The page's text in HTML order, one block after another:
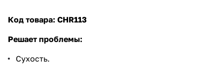
Код товара: CHR113
Решает проблемы:
Сухость.